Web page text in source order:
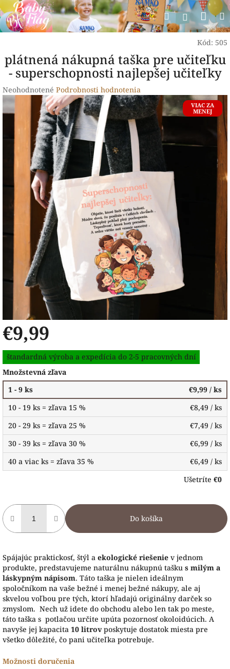
Prejsť
na
obsah
Hľadať
Kód: 505
plátnená nákupná taška pre učiteľku
- superschopnosti najlepšej učiteľky
Priemerné
hodnotenie
produktu
hviezdičiek.
Neohodnotené Podrobnosti hodnotenia
VIAC ZA
MENEJ
€9,99
Jednotková
cena:
štandardná výroba a expedícia do 2-5 pracovných dní
Množstevná zľava
1 - 9 ks
€9,99 / ks
10 - 19 ks = zľava 15 %
€8,49 / ks
20 - 29 ks = zľava 25 %
€7,49 / ks
30 - 39 ks = zľava 30 %
€6,99 / ks
40 a viac ks = zľava 35 %
€6,49 / ks
Ušetríte €0
Do košíka
Spájajúc praktickosť, štýl a ekologické riešenie v jednom
produkte, predstavujeme naturálnu nákupnú tašku s milým a
láskypným nápisom. Táto taška je nielen ideálnym
spoločníkom na vaše bežné i menej bežné nákupy, ale aj
skvelou voľbou pre tých, ktorí hľadajú originálny darček so
zmyslom. Nech už idete do obchodu alebo len tak po meste,
táto taška s potlačou určite upúta pozornosť okoloidúcich. A
navyše jej kapacita 10 litrovposkytuje dostatok miesta pre
všetko dôležité, čo pani učiteľka potrebuje.
Možnosti doručenia